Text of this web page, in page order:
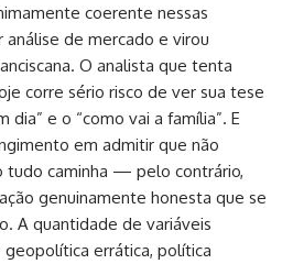
coerente nessas
de mercado e virou
O analista que tenta
corre sério risco de ver sua tese
e o “como vai a família”. E
em admitir que não
tudo caminha — pelo contrário,
genuinamente honesta que se
A quantidade de variáveis
errática, política